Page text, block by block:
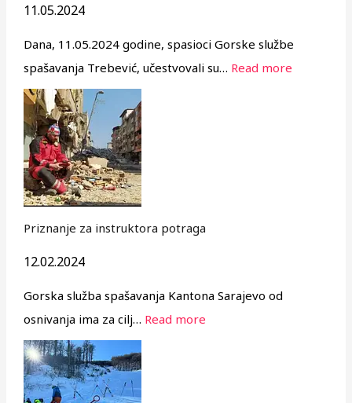
11.05.2024
Dana, 11.05.2024 godine, spasioci Gorske službe
spašavanja Trebević, učestvovali su… Read more
Priznanje za instruktora potraga
12.02.2024
Gorska služba spašavanja Kantona Sarajevo od
osnivanja ima za cilj… Read more